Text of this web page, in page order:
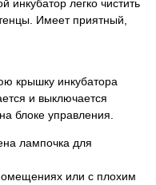
инкубатор легко чистить
Имеет приятный,
крышку инкубатора
и выключается
блоке управления.
лампочка для
или с плохим